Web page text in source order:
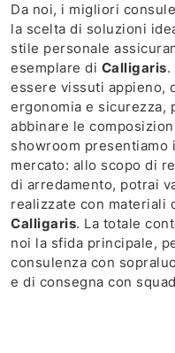
Da noi, i migliori
la scelta di soluzioni
stile personale
esemplare di Calligaris.
essere vissuti appieno,
ergonomia e sicurezza,
abbinare le
showroom presentiamo
mercato: allo scopo di
di arredamento, potrai
realizzate con materiali
Calligaris. La totale
noi la sfida principale,
consulenza con
e di consegna con